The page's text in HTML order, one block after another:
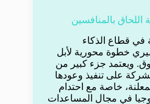
بالمنافسين
قطاع الذكاء
خطوة محورية لأبل
ويعتمد جزء كبير من
على تنفيذ وعودها
خاصة مع احتدام
في مجال المساعدات